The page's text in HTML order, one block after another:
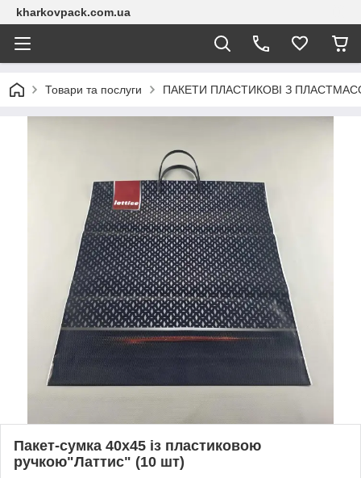
kharkovpack.com.ua
Товари та послуги ПАКЕТИ ПЛАСТИКОВІ З
Пакет-сумка 40х45 із пластиковою
ручкою"Латтис" (10 шт)